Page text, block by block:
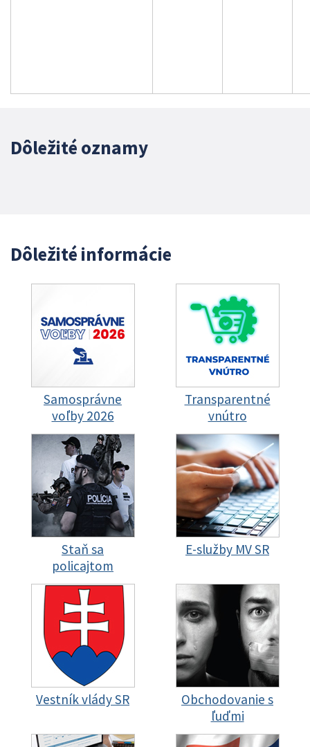
Dôležité oznamy
Dôležité informácie
Samosprávne
voľby 2026
Transparentné
vnútro
Staň sa
policajtom
E-služby MV SR
Vestník vlády SR
Obchodovanie s
ľuďmi